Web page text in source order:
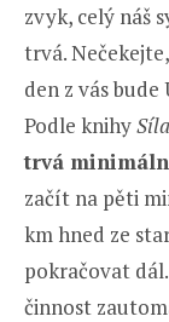
zvyk, celý náš
trvá.
den z vás
Podle knihy
trvá
začít na pěti
km hned ze
pokračovat
činnost